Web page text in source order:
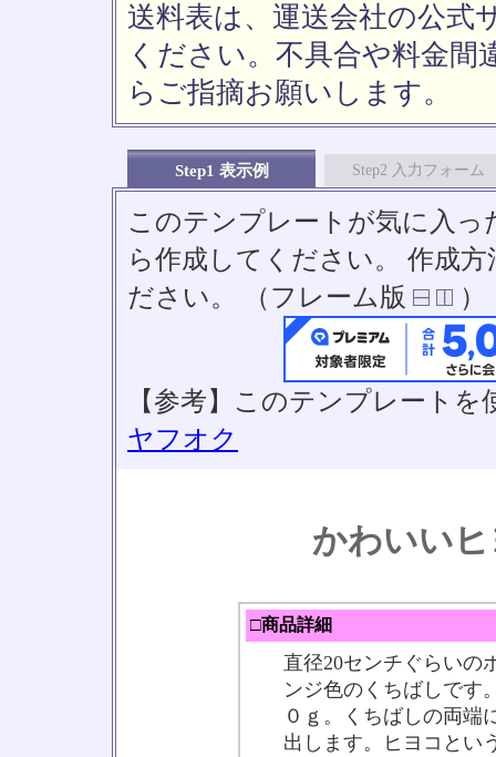
送料表は、運送会社の公式
ください。不具合や料金間
らご指摘お願いします。
Step1 表示例 Step2 入力フォーム
このテンプレートが気に入っ
ら作成してください。 作成
ださい。 （フレーム版
）
【参考】このテンプレート
ヤフオク
かわいい
□商品詳細
直径20センチぐらいの
ンジ色のくちばしです
０ｇ。くちばしの両端
出します。ヒヨコとい